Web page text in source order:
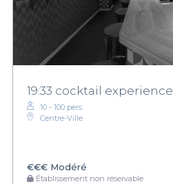
19:33 cocktail experience
10 - 100 pers.
Centre-Ville
€€€ Modéré
Établissement non réservable